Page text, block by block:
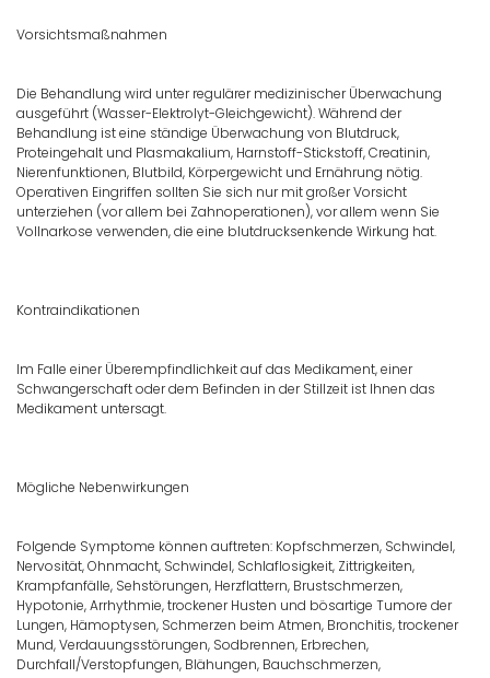
Vorsichtsmaßnahmen
Die Behandlung wird unter regulärer medizinischer Überwachung
ausgeführt (Wasser-Elektrolyt-Gleichgewicht). Während der
Behandlung ist eine ständige Überwachung von Blutdruck,
Proteingehalt und Plasmakalium, Harnstoff-Stickstoff, Creatinin,
Nierenfunktionen, Blutbild, Körpergewicht und Ernährung nötig.
Operativen Eingriffen sollten Sie sich nur mit großer Vorsicht
unterziehen (vor allem bei Zahnoperationen), vor allem wenn Sie
Vollnarkose verwenden, die eine blutdrucksenkende Wirkung hat.
Kontraindikationen
Im Falle einer Überempfindlichkeit auf das Medikament, einer
Schwangerschaft oder dem Befinden in der Stillzeit ist Ihnen das
Medikament untersagt.
Mögliche Nebenwirkungen
Folgende Symptome können auftreten: Kopfschmerzen, Schwindel,
Nervosität, Ohnmacht, Schwindel, Schlaflosigkeit, Zittrigkeiten,
Krampfanfälle, Sehstörungen, Herzflattern, Brustschmerzen,
Hypotonie, Arrhythmie, trockener Husten und bösartige Tumore der
Lungen, Hämoptysen, Schmerzen beim Atmen, Bronchitis, trockener
Mund, Verdauungsstörungen, Sodbrennen, Erbrechen,
Durchfall/Verstopfungen, Blähungen, Bauchschmerzen,